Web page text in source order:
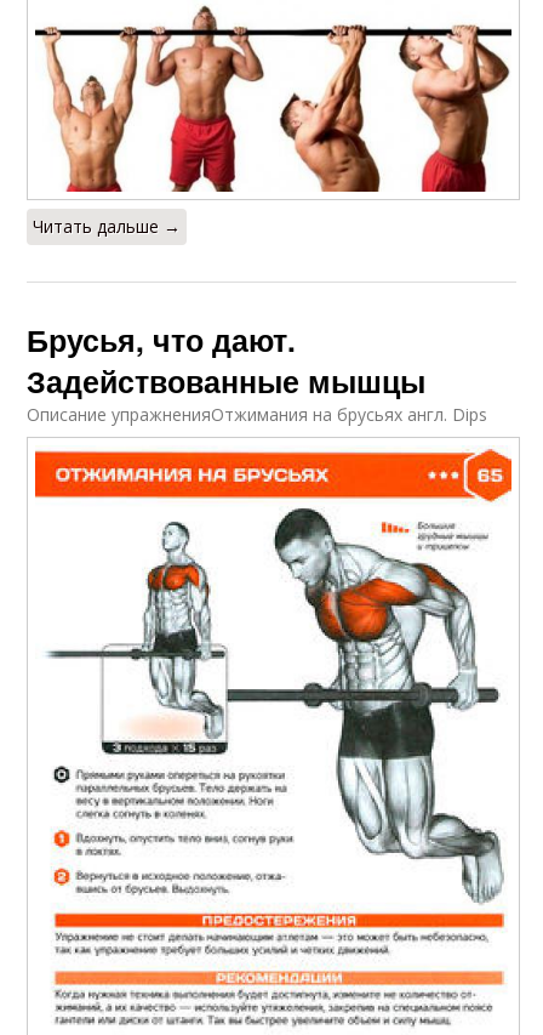
Читать дальше →
Брусья, что дают.
Задействованные мышцы
Описание упражненияОтжимания на брусьях англ. Dips